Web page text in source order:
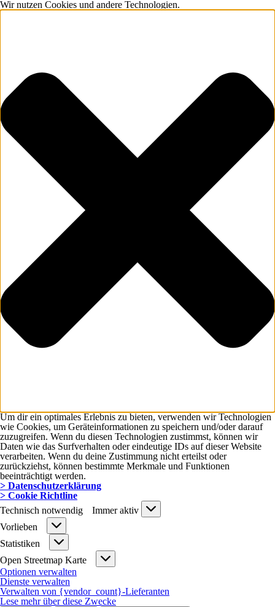
Wir nutzen Cookies und andere Technologien.
Um dir ein optimales Erlebnis zu bieten, verwenden wir Technologien
wie Cookies, um Geräteinformationen zu speichern und/oder darauf
zuzugreifen. Wenn du diesen Technologien zustimmst, können wir
Daten wie das Surfverhalten oder eindeutige IDs auf dieser Website
verarbeiten. Wenn du deine Zustimmung nicht erteilst oder
zurückziehst, können bestimmte Merkmale und Funktionen
beeinträchtigt werden.
> Datenschutzerklärung
> Cookie Richtline
Technisch notwendig
Technisch
notwendig
Immer aktiv
Vorlieben
Vorlieben
Statistiken
Statistiken
Open Streetmap Karte
Open
Streetmap
Optionen verwalten
Dienste verwalten
Verwalten von {vendor_count}-Lieferanten
Lese mehr über diese Zwecke